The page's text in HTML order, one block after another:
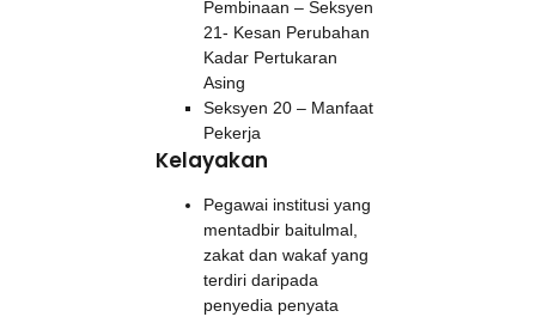
Pembinaan – Seksyen
21- Kesan Perubahan
Kadar Pertukaran
Asing
Seksyen 20 – Manfaat
Pekerja
Kelayakan
Pegawai institusi yang
mentadbir baitulmal,
zakat dan wakaf yang
terdiri daripada
penyedia penyata